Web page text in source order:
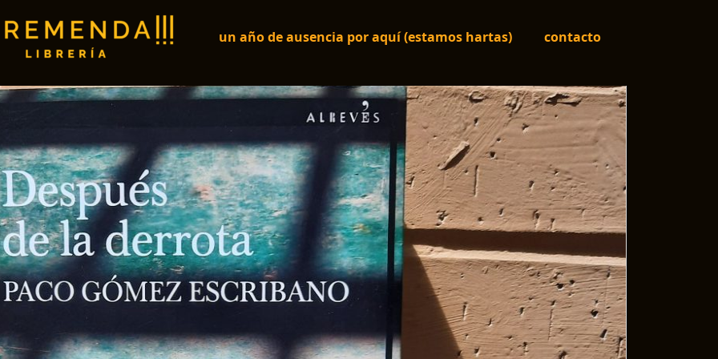
un año de ausencia por aquí (estamos hartas) contacto